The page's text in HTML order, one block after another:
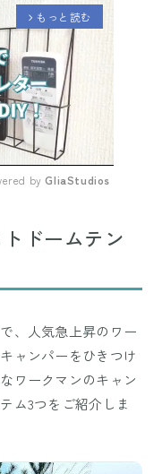
arrow_forward_ios もっと読む
by GliaStudios
ドームテン
、人気急上昇のワー
ャンパーをひきつけ
ワークマンのキャン
ム3つをご紹介しま